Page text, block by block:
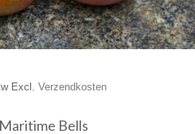
Excl. Verzendkosten
Bells